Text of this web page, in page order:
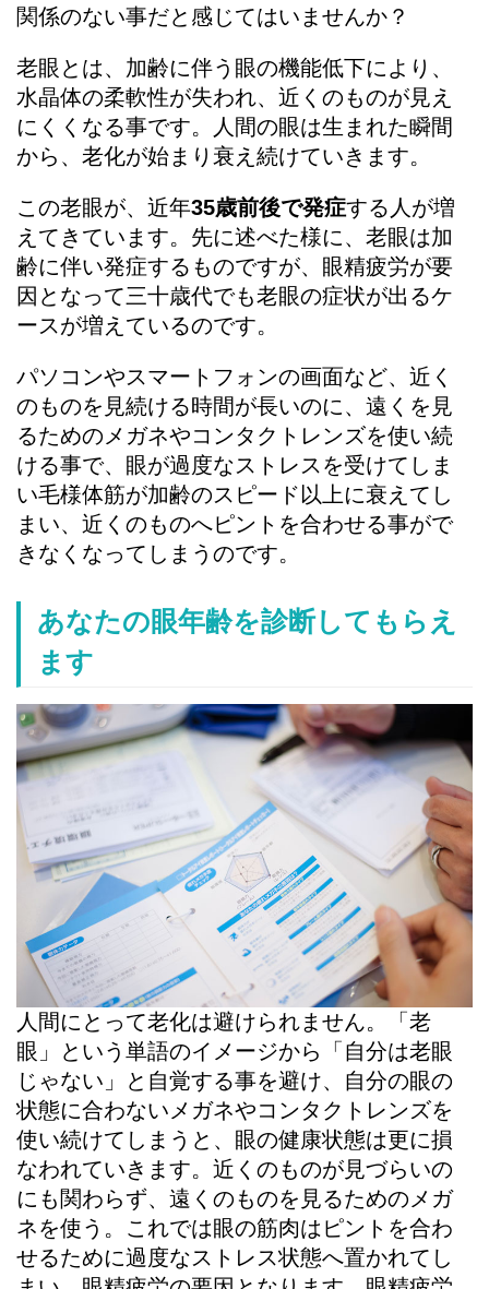
関係のない事だと感じてはいませんか？
老眼とは、加齢に伴う眼の機能低下により、
水晶体の柔軟性が失われ、近くのものが見え
にくくなる事です。人間の眼は生まれた瞬間
から、老化が始まり衰え続けていきます。
この老眼が、近年35歳前後で発症する人が増
えてきています。先に述べた様に、老眼は加
齢に伴い発症するものですが、眼精疲労が要
因となって三十歳代でも老眼の症状が出るケ
ースが増えているのです。
パソコンやスマートフォンの画面など、近く
のものを見続ける時間が長いのに、遠くを見
るためのメガネやコンタクトレンズを使い続
ける事で、眼が過度なストレスを受けてしま
い毛様体筋が加齢のスピード以上に衰えてし
まい、近くのものへピントを合わせる事がで
きなくなってしまうのです。
あなたの眼年齢を診断してもらえ
ます
人間にとって老化は避けられません。「老
眼」という単語のイメージから「自分は老眼
じゃない」と自覚する事を避け、自分の眼の
状態に合わないメガネやコンタクトレンズを
使い続けてしまうと、眼の健康状態は更に損
なわれていきます。近くのものが見づらいの
にも関わらず、遠くのものを見るためのメガ
ネを使う。これでは眼の筋肉はピントを合わ
せるために過度なストレス状態へ置かれてし